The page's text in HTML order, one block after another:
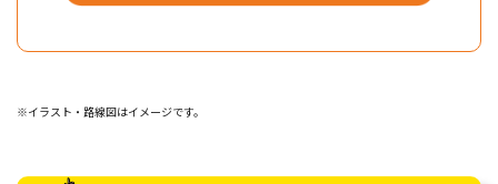
※イラスト・路線図はイメージです。